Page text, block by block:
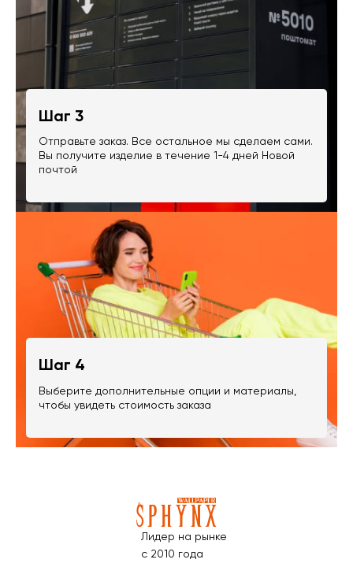
Шаг 3
Отправьте заказ. Все остальное мы сделаем сами.
Вы получите изделие в течение 1-4 дней Новой
почтой
Шаг 4
Выберите дополнительные опции и материалы,
чтобы увидеть стоимость заказа
Лидер на рынке
с 2010 года